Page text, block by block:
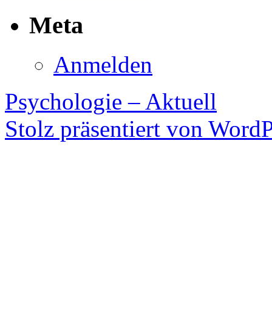
Meta
Anmelden
Psychologie – Aktuell
Stolz präsentiert von